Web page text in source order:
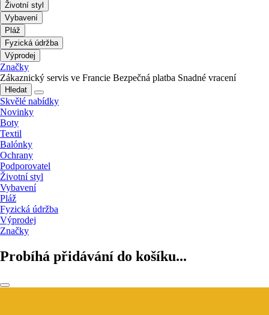
Životní styl
Vybavení
Pláž
Fyzická údržba
Výprodej
Značky
Zákaznický servis ve Francie Bezpečná platba Snadné vracení
Hledat
Skvělé nabídky
Novinky
Boty
Textil
Balónky
Ochrany
Podporovatel
Životní styl
Vybavení
Pláž
Fyzická údržba
Výprodej
Značky
Probíhá přidávání do košíku...